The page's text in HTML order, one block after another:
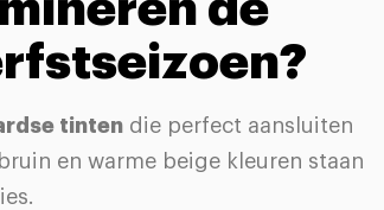
tinten die perfect aansluiten
en warme beige kleuren staan